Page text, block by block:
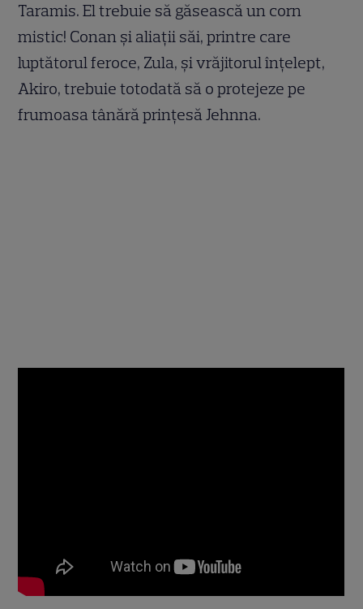
Taramis. El trebuie să găsească un corn
mistic! Conan şi aliaţii săi, printre care
luptătorul feroce, Zula, şi vrăjitorul înţelept,
Akiro, trebuie totodată să o protejeze pe
frumoasa tânără prinţesă Jehnna.